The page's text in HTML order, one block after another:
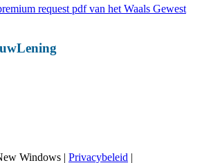
request pdf van het Waals Gewest
Windows | Privacybeleid |